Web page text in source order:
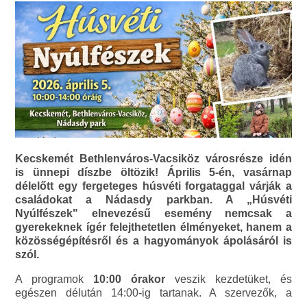
Kecskemét Bethlenváros-Vacsiköz városrésze idén
is ünnepi díszbe öltözik! Április 5-én, vasárnap
délelőtt egy fergeteges húsvéti forgataggal várják a
családokat a Nádasdy parkban. A „Húsvéti
Nyúlfészek" elnevezésű esemény nemcsak a
gyerekeknek ígér felejthetetlen élményeket, hanem a
közösségépítésről és a hagyományok ápolásáról is
szól.
A programok 10:00 órakor veszik kezdetüket, és
egészen délután 14:00-ig tartanak. A szervezők, a